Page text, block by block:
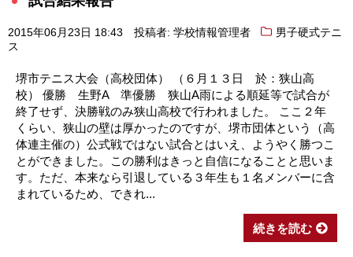
2015年06月23日 18:43 投稿者: 学校情報管理者
男子硬式テニ
ス
堺市テニス大会（高校団体） （６月１３日 於：狭山高
校） 優勝 生野A 準優勝 狭山A雨による順延等で試合が
終了せず、決勝戦のみ狭山高校で行われました。 ここ２年
くらい、狭山の壁は厚かったのですが、堺市団体という（高
体連主催の）公式戦ではない試合とはいえ、ようやく勝つこ
とができました。この勝利はきっと自信になることと思いま
す。ただ、本来なら引退している３年生も１名メンバーに含
まれているため、できれ...
続きを読む